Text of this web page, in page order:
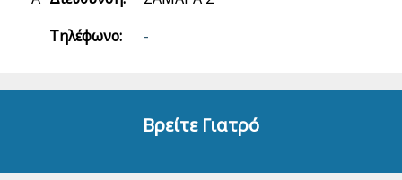
Τηλέφωνο:
-
Βρείτε Γιατρό